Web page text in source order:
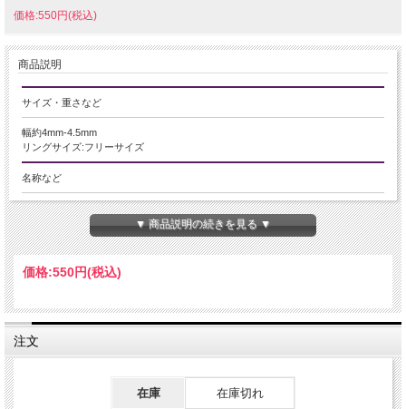
価格:550円(税込)
商品説明
サイズ・重さなど
幅約4mm-4.5mm
リングサイズ:フリーサイズ
名称など
トルマリン【電気石】
商品説明
トルマリンの豊かな色彩を一本のリングにぎゅっと閉じ込めた、華やかなミック
ストルマリンのカットリングが入荷しました！
淡いピンク、深みのあるグリーン、落ち着いたアースカラーなど、一粒ごとに異
なる表情を見せるトルマリンを厳選。
細やかな多面カットが施されているため、手元を動かすたびに光を反射して、キ
間に挟んだゴールドビーズが全体のまとめ役となり、カラフルでありながらも大
▼ 商品説明の続きを見る ▼
価格:550円(税込)
注文
在庫 在庫切れ